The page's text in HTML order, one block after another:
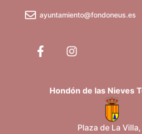
ayuntamiento@fondoneus.es
Hondón de las Nieves
Plaza de La Villa,